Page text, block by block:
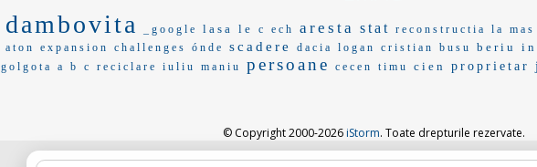
dambovita _google lasa le c ech aresta stat reconstructia la mas
aton expansion challenges ónde scadere dacia logan cristian busu beriu
golgota a b c reciclare iuliu maniu persoane cecen timu cien proprietar
© Copyright 2000-2026iStorm. Toate drepturile rezervate.